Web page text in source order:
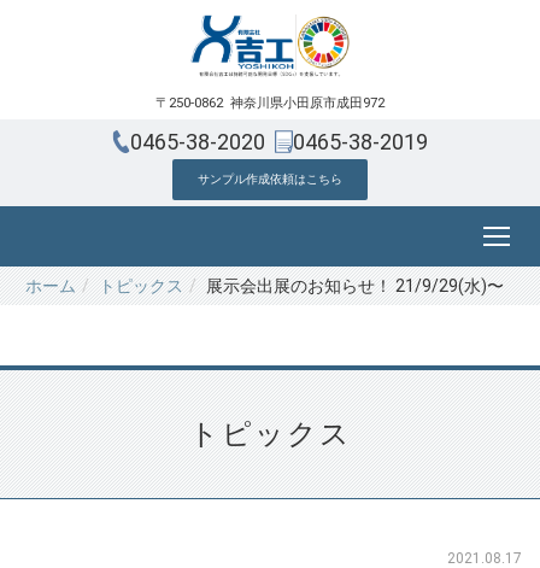
〒250-0862 神奈川県小田原市成田972
0465-38-2020 0465-38-2019
サンプル作成依頼はこちら
ホーム トピックス 展示会出展のお知らせ！ 21/9/29(水)〜
トピックス
2021.08.17